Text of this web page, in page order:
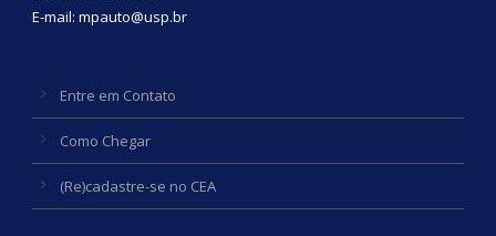
E-mail: mpauto@usp.br
Entre em Contato
Como Chegar
(Re)cadastre-se no CEA